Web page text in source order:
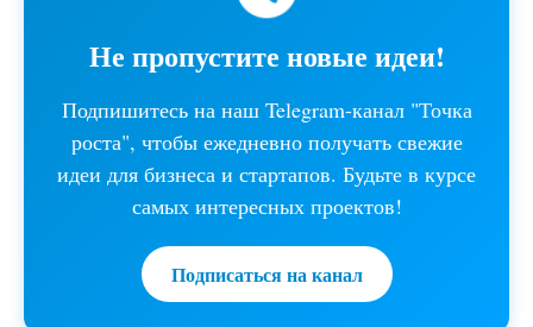
Не пропустите новые идеи!
Подпишитесь на наш Telegram-канал "Точка
роста", чтобы ежедневно получать свежие
идеи для бизнеса и стартапов. Будьте в курсе
самых интересных проектов!
Подписаться на канал